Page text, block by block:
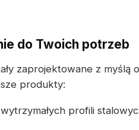
do Twoich potrzeb
zaprojektowane z myślą
produkty:
profili